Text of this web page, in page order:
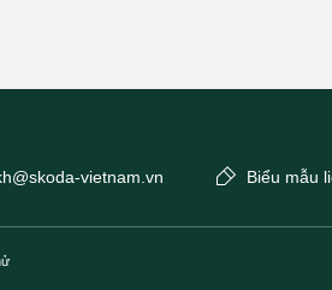
vietnam.vn Biểu mẫu